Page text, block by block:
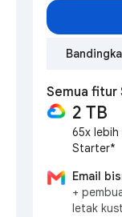
Semua fitur
2 TB
65x
Starter*
Email
+
letak